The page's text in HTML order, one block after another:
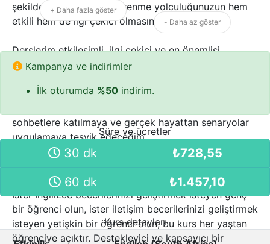
şekilde düzenleyerek öğrenme yolculuğunuzun hem
etkili hem de ilgi çekici olmasını sağlayacağım.
Derslerim etkileşimli, ilgi çekici ve en önemlisi
eğlenceli olacak şekilde tasarlandı. Dil öğrenmek iki
anahtarı olduğuna inanıyorum. Dil becerilerinizi
sohbetlere katılmaya ve gerçek hayattan senaryolar
uygulamaya teşvik edeceğim.
herkesin yeni bir dil öğrenebileceğine inanıyorum.
İster İngilizce becerilerinizi geliştirmek isteyen genç
bir öğrenci olun, ister iletişim becerilerinizi geliştirmek
isteyen yetişkin bir öğrenci olun, bu kurs her yaştan
öğrenciye açıktır. Destekleyici ve kapsayıcı bir
+ Daha fazla göster
- Daha az göster
Kampanya ve indirimler
İlk oturumda %50 indirim.
Süre ve ücretler
30 dk ₺728,55
60 dk
₺1.457,10
Kurs detayları